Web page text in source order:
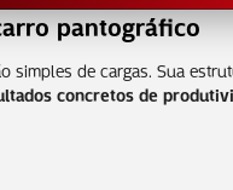
pantográfico
de cargas. Sua
concretos de